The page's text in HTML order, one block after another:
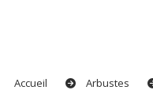
Accueil Arbustes